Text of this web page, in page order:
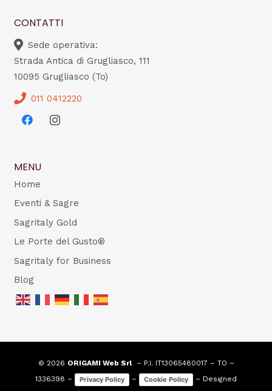
CONTATTI
Sede operativa:
Strada Antica di Grugliasco, 111
10095 Grugliasco (To)
011 0412220
MENU
Home
Eventi & Sagre
Sagritaly Gold
Le Porte del Gusto®
Sagritaly for Business
Blog
© 2026 ORIGAMI Web Srl– P.I. IT13065480017 – TO –
1336398 –
Privacy Policy – Cookie Policy
– Designed